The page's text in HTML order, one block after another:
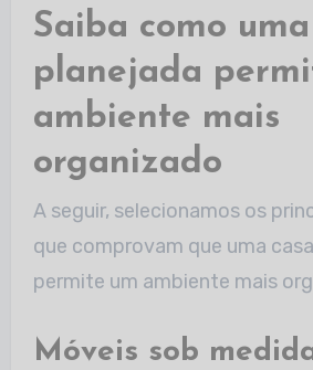
Saiba como
planejada
ambiente mais
organizado
A seguir, selecionamos os
que comprovam que uma
permite um ambiente mais
Móveis sob